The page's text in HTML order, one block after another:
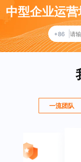
中型企业运
+86
一流团队